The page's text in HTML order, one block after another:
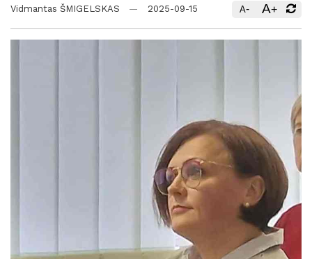
Vidmantas ŠMIGELSKAS 2025-09-15 A- A+